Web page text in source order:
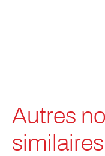
Autres
similaires